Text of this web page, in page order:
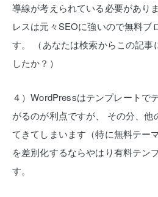
導線が考えられている必要がありま
レスは元々SEOに強いので無料ブ
す。
（あなたは検索からこの記
したか？）
４）WordPressはテンプレートで
がるのが利点ですが、
その分、他
てきてしまいます（特に無料テーマ
を差別化するならやはり有料テン
す。